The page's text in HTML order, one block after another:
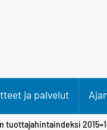
ja palvelut